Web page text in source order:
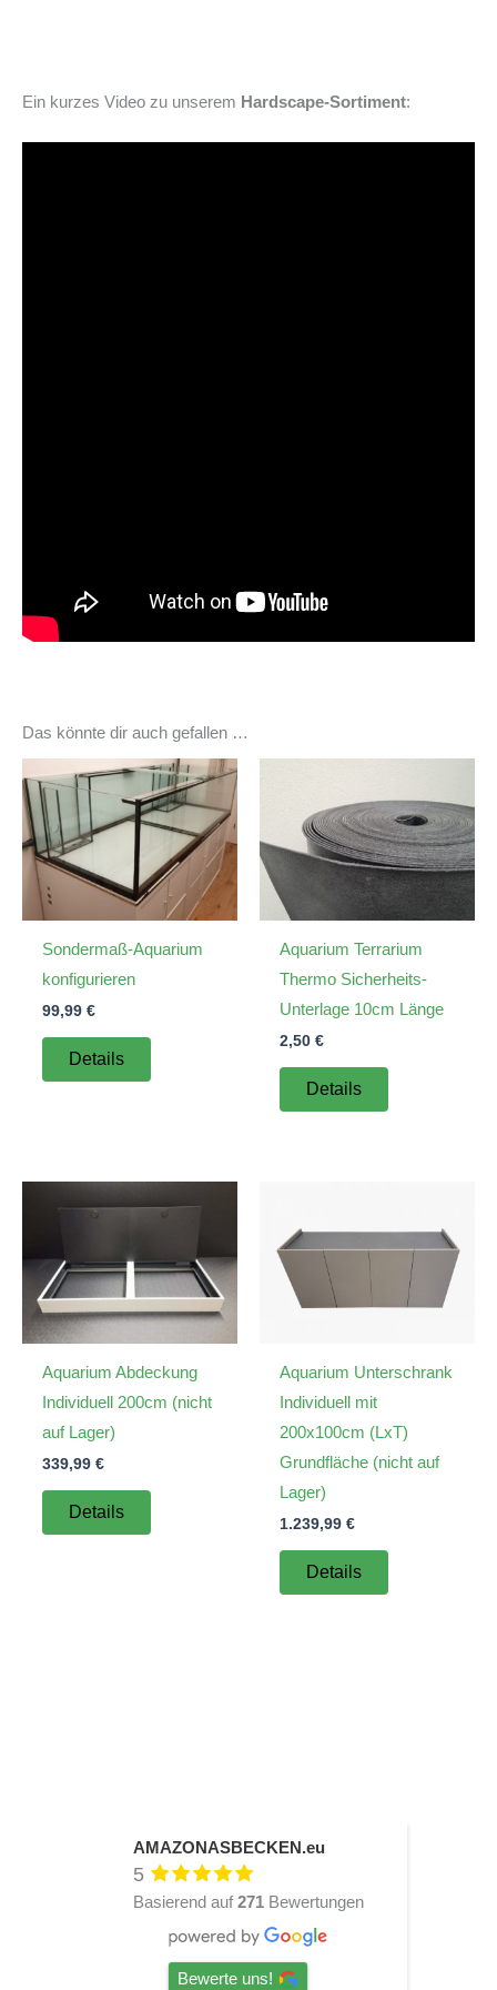
Ein kurzes Video zu unserem Hardscape-Sortiment:
Das könnte dir auch gefallen …
Sondermaß-Aquarium
konfigurieren
99,99 €
Details
Aquarium Terrarium
Thermo Sicherheits-
Unterlage 10cm Länge
2,50 €
Details
Aquarium Abdeckung
Individuell 200cm (nicht
auf Lager)
339,99 €
Details
Aquarium Unterschrank
Individuell mit
200x100cm (LxT)
Grundfläche (nicht auf
Lager)
1.239,99 €
Details
AMAZONASBECKEN.eu
5
Basierend auf 271 Bewertungen
Bewerte uns!